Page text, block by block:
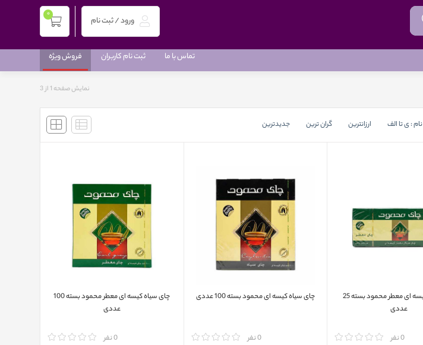
ورود / ثبت نام
0
تماس با ما ثبت نام کاربران فروش ویژه
نمایش صفحه 1 از 3
نام : ی تا الف ارزانترین گران ترین جدیدترین
چای سیاه کیسه ای معطر محمود بسته 25
عددی
0 نفر
چای سیاه کیسه ای محمود بسته 100 عددی
0 نفر
چای سیاه کیسه ای معطر محمود بسته 100
عددی
0 نفر